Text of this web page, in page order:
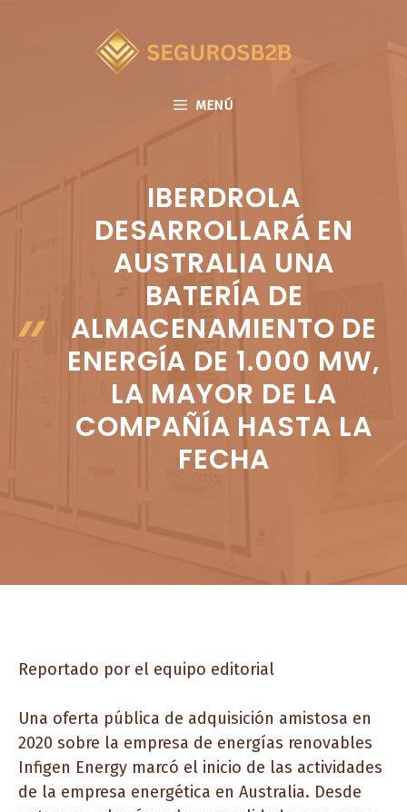
MENÚ
IBERDROLA
DESARROLLARÁ EN
AUSTRALIA UNA
BATERÍA DE
ALMACENAMIENTO DE
ENERGÍA DE 1.000 MW,
LA MAYOR DE LA
COMPAÑÍA HASTA LA
FECHA
Reportado por el equipo editorial
Una oferta pública de adquisición amistosa en
2020 sobre la empresa de energías renovables
Infigen Energy marcó el inicio de las actividades
de la empresa energética en Australia. Desde